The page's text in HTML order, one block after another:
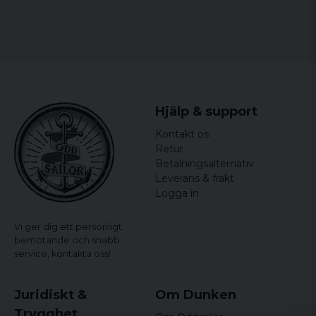
Vi ger dig ett personligt
bemötande och snabb
service, kontakta oss!
Hjälp & support
Kontakt os
Retur
Betalningsalternativ
Leverans & frakt
Logga in
Juridiskt &
Om Dunken